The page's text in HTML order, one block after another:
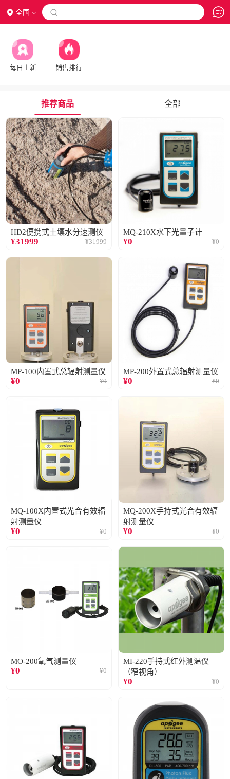
全国 
每日上新 销售排行
推荐商品 全部
HD2便携式土壤水分速测仪
¥31999 ¥31999
MQ-210X水下光量子计
¥0 ¥0
MP-100内置式总辐射测量仪
¥0 ¥0
MP-200外置式总辐射测量仪
¥0 ¥0
MQ-100X内置式光合有效辐
射测量仪
¥0 ¥0
MQ-200X手持式光合有效辐
射测量仪
¥0 ¥0
MO-200氧气测量仪
¥0 ¥0
MI-220手持式红外测温仪
（窄视角）
¥0 ¥0